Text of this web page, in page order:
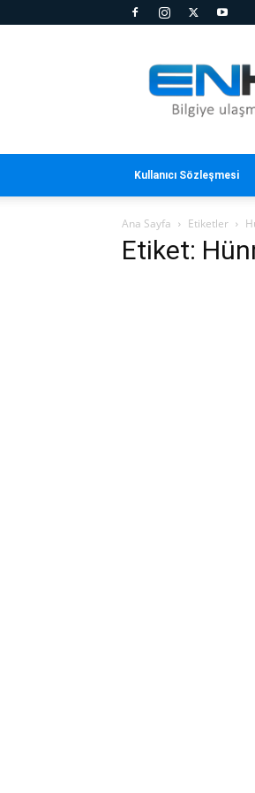
Kullanıcı Sözleşmesi
Ana Sayfa Etiketler
Etiket: